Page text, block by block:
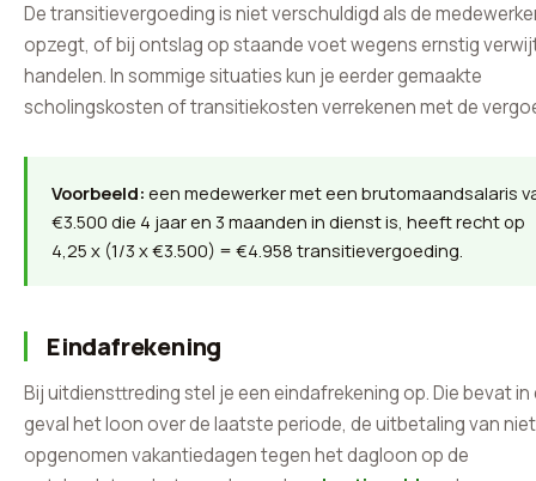
De transitievergoeding is niet verschuldigd als de
opzegt, of bij ontslag op staande voet wegens ernstig
handelen. In sommige situaties kun je eerder gemaakte
scholingskosten of transitiekosten verrekenen met de
Voorbeeld: een medewerker met een brutomaandsalaris
€3.500 die 4 jaar en 3 maanden in dienst is, heeft recht op
4,25 x (1/3 x €3.500) = €4.958 transitievergoeding.
Eindafrekening
Bij uitdiensttreding stel je een eindafrekening op. Die bevat in
geval het loon over de laatste periode, de uitbetaling van
opgenomen vakantiedagen tegen het dagloon op de